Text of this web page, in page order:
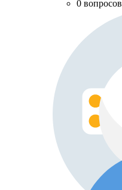
0 вопросов